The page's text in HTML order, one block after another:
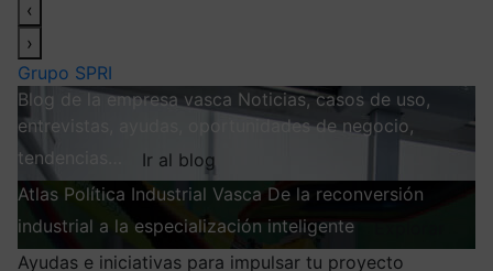
‹
›
Grupo SPRI
Blog de la empresa vasca Noticias, casos de uso,
entrevistas, ayudas, oportunidades de negocio,
tendencias…
Ir al blog
Atlas Política Industrial Vasca De la reconversión
industrial a la especialización inteligente
Ayudas e iniciativas para impulsar tu proyecto